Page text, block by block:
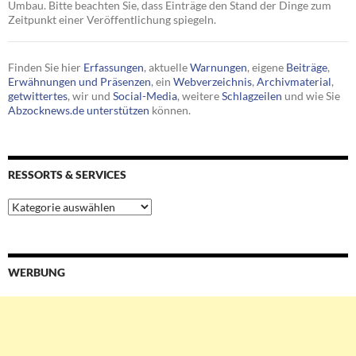
Umbau. Bitte beachten Sie, dass Einträge den Stand der Dinge zum
Zeitpunkt einer Veröffentlichung spiegeln.
Finden Sie hier Erfassungen, aktuelleWarnungen, eigene Beiträge,
Erwähnungen und Präsenzen, ein Webverzeichnis, Archivmaterial,
getwittertes, wir und Social-Media, weitereSchlagzeilen und wie Sie
Abzocknews.de unterstützen können.
RESSORTS & SERVICES
Ressorts
&
WERBUNG